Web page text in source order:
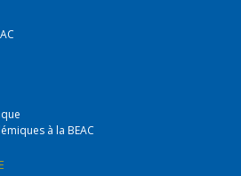
à la BEAC